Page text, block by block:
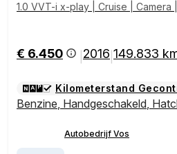
1.0 VVT-i x-play | Cruise | Camera
€ 6.450 2016 149.833
Kilometerstand
Benzine, Handgeschakeld,
Autobedrijf Vos